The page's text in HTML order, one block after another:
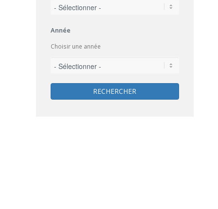
Année
Choisir une année
RECHERCHER